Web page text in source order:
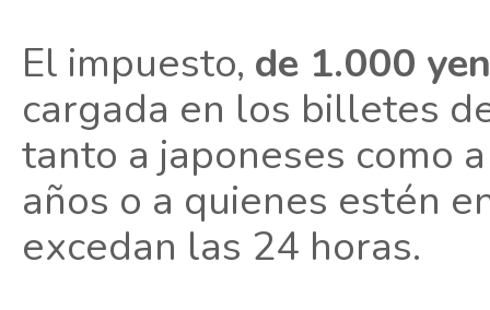
El impuesto, de 1.000
cargada en los billetes
tanto a japoneses como
años o a quienes estén
excedan las 24 horas.